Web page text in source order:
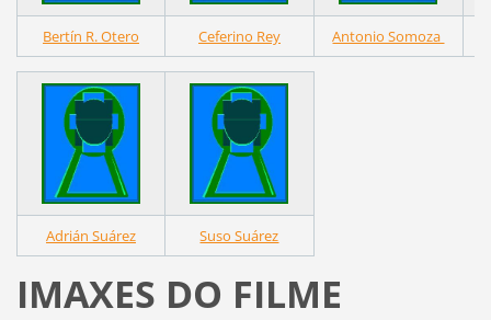
Bertín R. Otero Ceferino Rey Antonio Somoza
Adrián Suárez Suso Suárez
IMAXES DO FILME